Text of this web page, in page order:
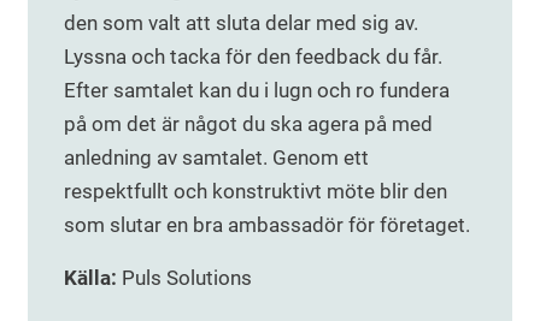
den som valt att sluta delar med sig av.
Lyssna och tacka för den feedback du får.
Efter samtalet kan du i lugn och ro fundera
på om det är något du ska agera på med
anledning av samtalet. Genom ett
respektfullt och konstruktivt möte blir den
som slutar en bra ambassadör för företaget.
Källa: Puls Solutions